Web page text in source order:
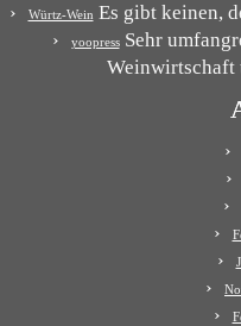
Würtz-Wein Es gibt keinen,
yoopressSehr
Weinwirtschaft